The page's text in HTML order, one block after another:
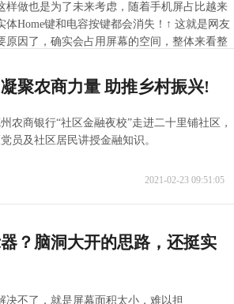
样做也是为了未来考虑，随着手机屏占比越来
体Home键和电容按键都会消失！↑ 这就是网友
原因了，确实会占用屏幕的空间，整体来看整
2021-02-23 11:44:23
聚农商力量 助推乡村振兴!
农商银行“社区金融夜校”走进二十里铺社区，
员及社区居民讲授金融知识。
2021-02-23 09:51:05
？脑洞大开的思路，还挺实
决不了，就是屏幕面积太小，难以担